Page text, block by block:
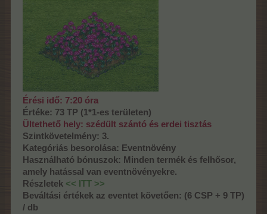
Érési idő: 7:20 óra
Értéke: 73 TP (1*1-es területen)
Ültethető hely: szédült szántó és erdei tisztás
Szintkövetelmény: 3.
Kategóriás besorolása: Eventnövény
Használható bónuszok: Minden termék és felhősor,
amely hatással van eventnövényekre.
Részletek << ITT >>
Beváltási értékek az eventet követően: (6 CSP + 9 TP)
/ db